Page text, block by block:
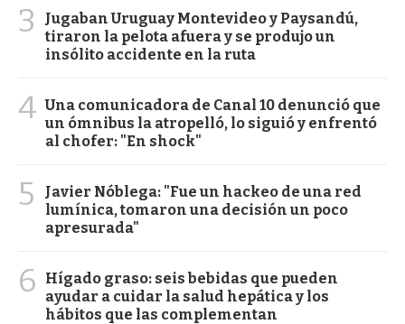
3
Jugaban Uruguay Montevideo y Paysandú,
tiraron la pelota afuera y se produjo un
insólito accidente en la ruta
4 Una comunicadora de Canal 10 denunció que
un ómnibus la atropelló, lo siguió y enfrentó
al chofer: "En shock"
5
Javier Nóblega: "Fue un hackeo de una red
lumínica, tomaron una decisión un poco
apresurada"
6
Hígado graso: seis bebidas que pueden
ayudar a cuidar la salud hepática y los
hábitos que las complementan